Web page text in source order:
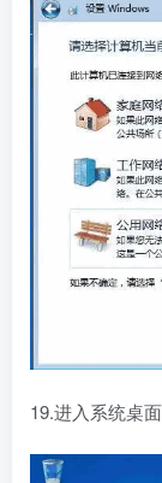
19.进入系统桌